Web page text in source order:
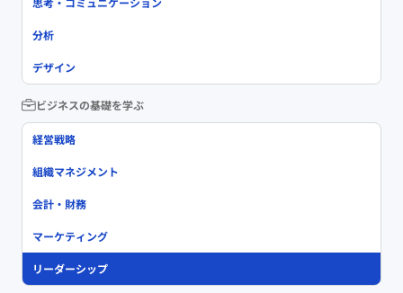
分析
デザイン
ビジネスの基礎を学ぶ
経営戦略
組織マネジメント
会計・財務
マーケティング
リーダーシップ